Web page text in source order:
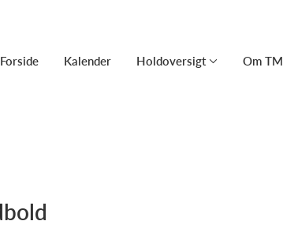
Forside Kalender Holdoversigt Om